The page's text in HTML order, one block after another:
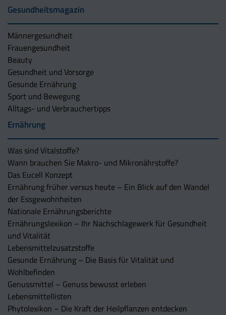
Gesundheitsmagazin
Männergesundheit
Frauengesundheit
Beauty
Gesundheit und Vorsorge
Gesunde Ernährung
Sport und Bewegung
Alltags- und Verbrauchertipps
Ernährung
Was sind Vitalstoffe?
Wann brauchen Sie Makro- und Mikronährstoffe?
Das Eucell Konzept
Ernährung früher versus heute – Ein Blick auf den Wandel
der Essgewohnheiten
Nationale Ernährungsberichte
Ernährungslexikon – Ihr Nachschlagewerk für Gesundheit
und Vitalität
Lebensmittelzusatzstoffe
Gesunde Ernährung – Die Basis für Vitalität und
Wohlbefinden
Genussmittel – Genuss bewusst erleben
Lebensmittellisten
Phytolexikon – Die Kraft der Heilpflanzen entdecken